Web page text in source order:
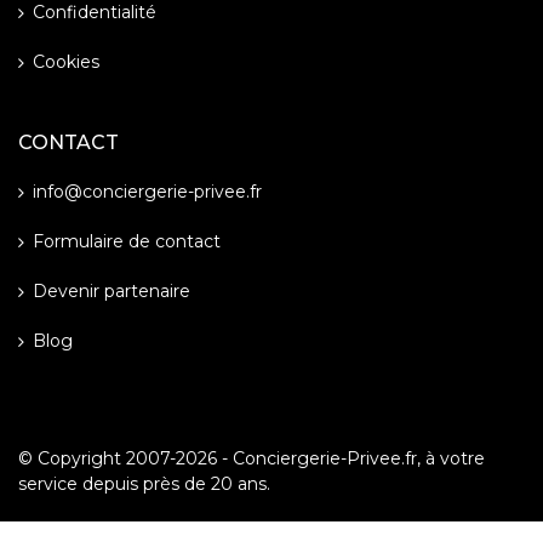
Confidentialité
Cookies
CONTACT
info@conciergerie-privee.fr
Formulaire de contact
Devenir partenaire
Blog
© Copyright 2007-2026 - Conciergerie-Privee.fr, à votre
service depuis près de 20 ans.